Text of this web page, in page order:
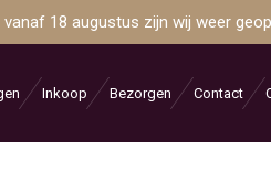
18 augustus zijn wij weer
Inkoop Bezorgen Contact